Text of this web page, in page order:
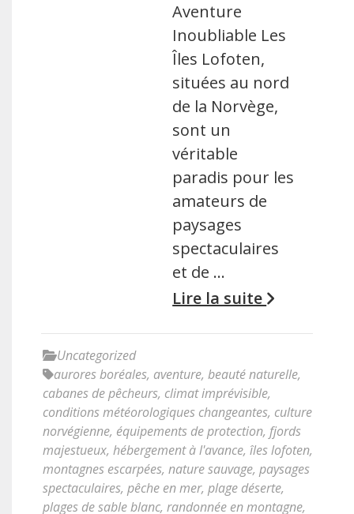
Aventure
Inoubliable Les
Îles Lofoten,
situées au nord
de la Norvège,
sont un
véritable
paradis pour les
amateurs de
paysages
spectaculaires
et de …
Lire la suite
Uncategorized
aurores boréales, aventure, beauté naturelle,
cabanes de pêcheurs, climat imprévisible,
conditions météorologiques changeantes, culture
norvégienne, équipements de protection, fjords
majestueux, hébergement à l'avance, îles lofoten,
montagnes escarpées, nature sauvage, paysages
spectaculaires, pêche en mer, plage déserte,
plages de sable blanc, randonnée en montagne,